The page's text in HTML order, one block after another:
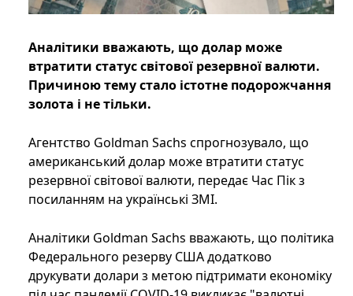
Аналітики вважають, що долар може
втратити статус світової резервної валюти.
Причиною тему стало істотне подорожчання
золота і не тільки.
Агентство Goldman Sachs спрогнозувало, що
американський долар може втратити статус
резервної світової валюти, передає Час Пік з
посиланням на українські ЗМІ.
Аналітики Goldman Sachs вважають, що політика
Федерального резерву США додатково
друкувати долари з метою підтримати економіку